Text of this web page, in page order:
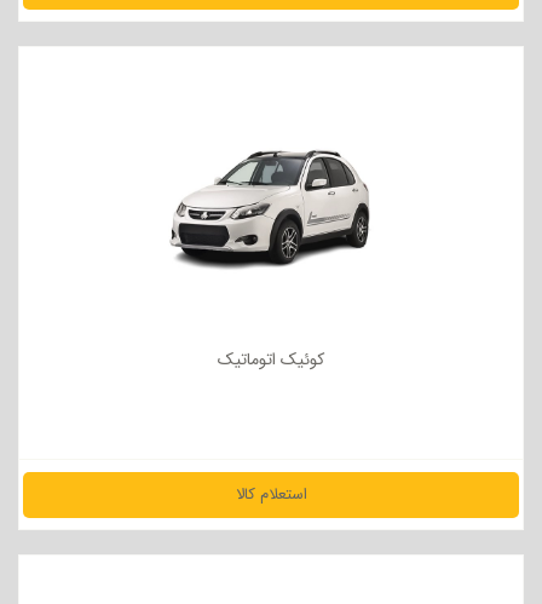
مشاهده جزئیات
کوئیک اتوماتیک
استعلام کالا
مشاهده جزئیات